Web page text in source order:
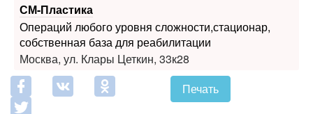
СМ-Пластика
Операций любого уровня сложности,стационар,
собственная база для реабилитации
Москва, ул. Клары Цеткин, 33к28
Печать